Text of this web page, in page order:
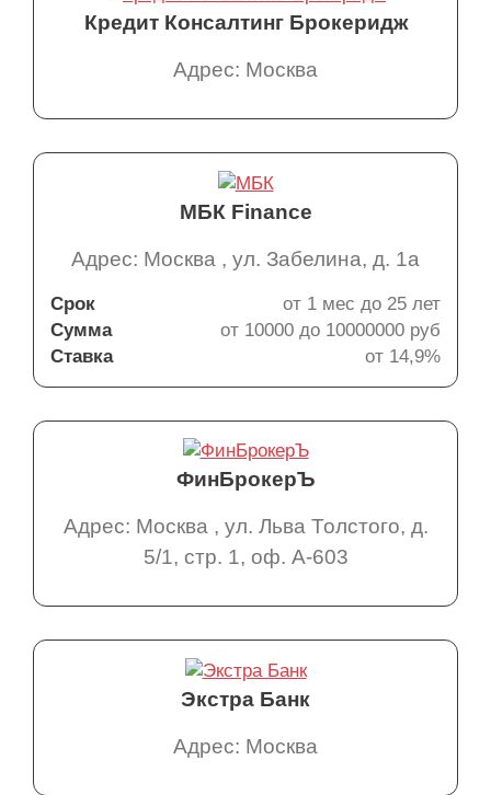
Кредит Консалтинг Брокеридж
Адрес: Москва
МБК Finance
Адрес: Москва , ул. Забелина, д. 1а
Срок
от 1 мес до 25 лет
Сумма
от 10000 до 10000000 руб
Ставка
от 14,9%
ФинБрокерЪ
Адрес: Москва , ул. Льва Толстого, д.
5/1, стр. 1, оф. А-603
Экстра Банк
Адрес: Москва